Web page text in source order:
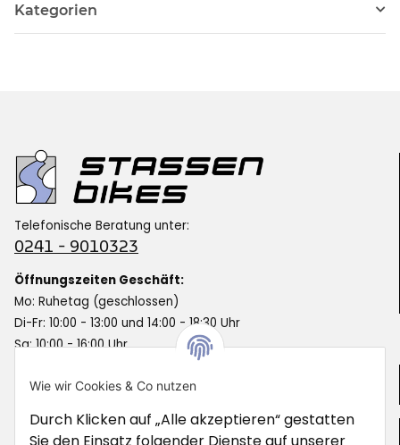
Wie wir Cookies & Co nutzen
Durch Klicken auf „Alle akzeptieren“ gestatten
Kategorien
Telefonische Beratung unter:
0241 - 9010323
Öffnungszeiten Geschäft:
Mo: Ruhetag (geschlossen)
Di-Fr: 10:00 - 13:00 und 14:00 - 18:30 Uhr
Sa: 10:00 - 16:00 Uhr
Informationen
Gesetzliche Informationen